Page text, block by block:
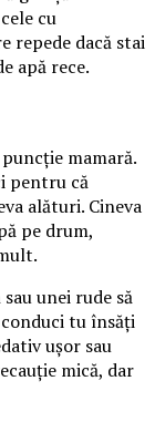
cu
repede dacă stai
apă rece.
mamară.
pentru că
alături. Cineva
pe drum,
unei rude să
tu însăți
ușor sau
mică, dar